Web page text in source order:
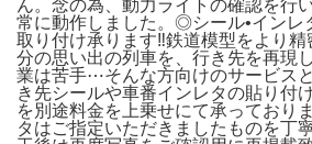
ん。念の為、動力ライトの確認を行
常に動作しました。◎シール•インレ
取り付け承ります‼️鉄道模型をより
分の思い出の列車を、行き先を再現
業は苦手⋯そんな方向けのサービス
き先シールや車番インレタの貼り付
を別途料金を上乗せにて承っており
タはご指定いただきましたものを丁